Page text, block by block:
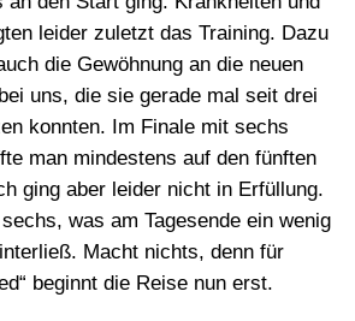
leider zuletzt das Training. Dazu
die Gewöhnung an die neuen
uns, die sie gerade mal seit drei
konnten. Im Finale mit sechs
man mindestens auf den fünften
ging aber leider nicht in Erfüllung.
was am Tagesende ein wenig
Macht nichts, denn für
beginnt die Reise nun erst.